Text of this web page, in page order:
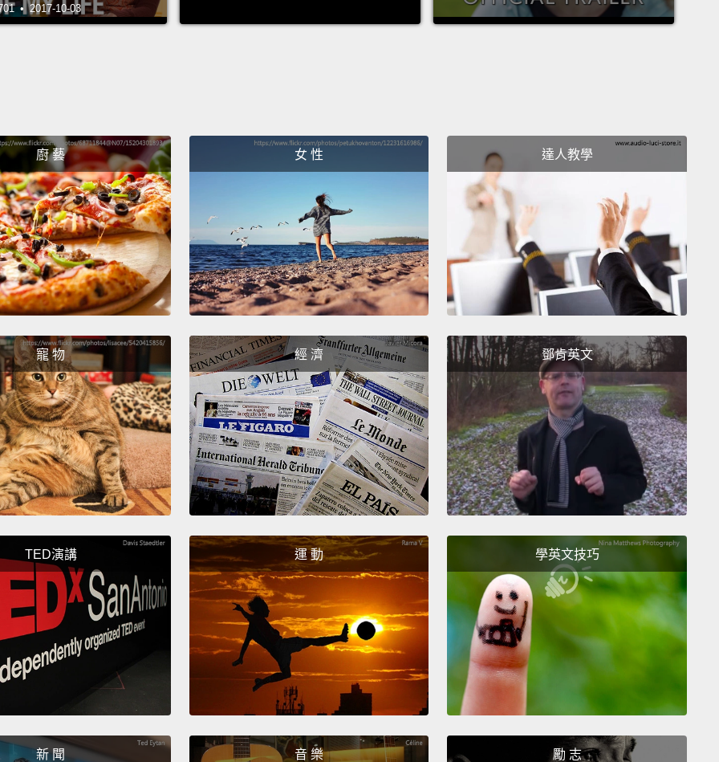
我覺得很...非常孤單、害怕、窘迫。
Yeah, there were times I'd break down. I really started to
lose faith. Like, I just can't do this.
對，有時候我會崩潰。我會真的開始失去信念。就覺得，我真
的做不到。
We asked their kids to tell us about their favorite
superheroes. The kids didn't know their parents were
listening.
我們問了這些家長的孩子自己最愛的超級英雄是誰。孩子們並
不知道爸媽正在聽他們的訪談。
Spider-Man. Spider-Man helps people.
蜘蛛人。蜘蛛人會幫助別人。
Batman. Because when people need help, they go fast,
and they go and help them,
even in the middle of the
night.
蝙蝠俠。因為有人需要幫助的時候，蝙蝠俠會很快就去幫他
們，即使是在深夜他也會趕過去。
My favorite superhero is Batgirl. Save the day, and keep
people safe, and fight bad guys?
我最愛的超級英雄是蝙蝠女孩。因為她會拯救大家、保護大
家，也會打擊壞人？
• 2017-10-03
廚 藝 女 性 達人教學
寵 物 經 濟 鄧肯英文
TED演講 運 動 學英文技巧
新 聞 音 樂 勵 志